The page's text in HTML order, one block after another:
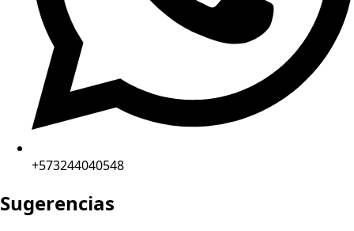
+573244040548
Sugerencias